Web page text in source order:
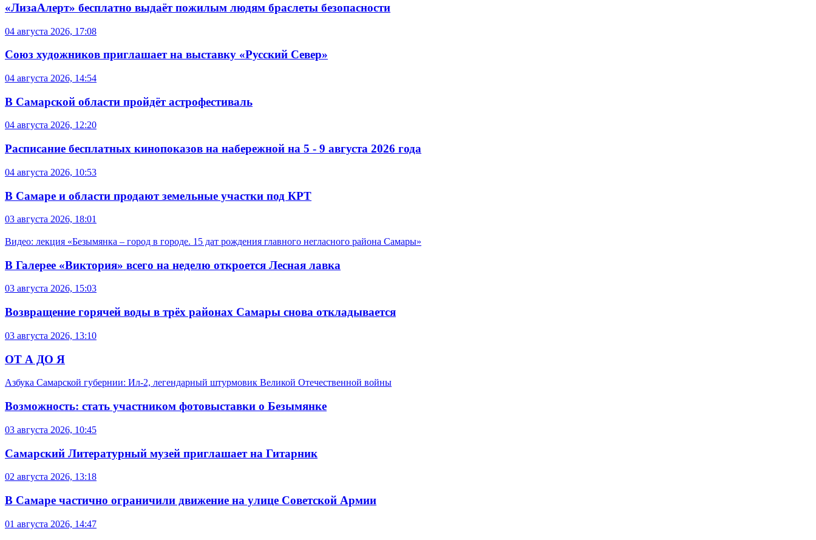
«ЛизаАлерт» бесплатно выдаёт пожилым людям браслеты безопасности
04 августа 2026, 17:08
Союз художников приглашает на выставку «Русский Север»
04 августа 2026, 14:54
В Самарской области пройдёт астрофестиваль
04 августа 2026, 12:20
Расписание бесплатных кинопоказов на набережной на 5 - 9 августа 2026 года
04 августа 2026, 10:53
В Самаре и области продают земельные участки под КРТ
03 августа 2026, 18:01
Видео: лекция «Безымянка – город в городе. 15 дат рождения главного негласного района Самары»
В Галерее «Виктория» всего на неделю откроется Лесная лавка
03 августа 2026, 15:03
Возвращение горячей воды в трёх районах Самары снова откладывается
03 августа 2026, 13:10
ОТ А ДО Я
Азбука Самарской губернии: Ил-2, легендарный штурмовик Великой Отечественной войны
Возможность: стать участником фотовыставки о Безымянке
03 августа 2026, 10:45
Самарский Литературный музей приглашает на Гитарник
02 августа 2026, 13:18
В Самаре частично ограничили движение на улице Советской Армии
01 августа 2026, 14:47